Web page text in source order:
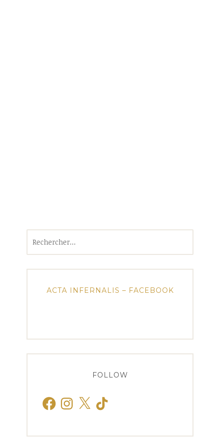
ACTA INFERNALIS – FACEBOOK
FOLLOW
FacebookInstagram
X TikTok